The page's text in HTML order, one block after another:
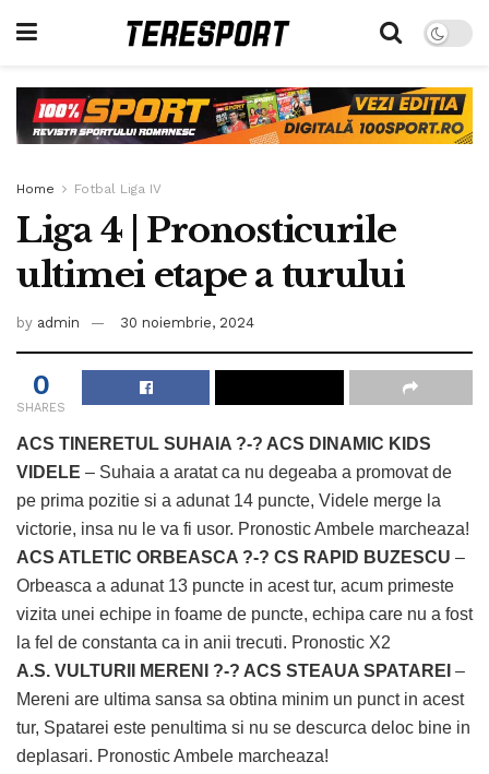
Home Fotbal Liga IV
Liga 4 | Pronosticurile
ultimei etape a turului
by admin 30 noiembrie, 2024
0
SHARES
ACS TINERETUL SUHAIA ?-? ACS DINAMIC KIDS
VIDELE – Suhaia a aratat ca nu degeaba a promovat de
pe prima pozitie si a adunat 14 puncte, Videle merge la
victorie, insa nu le va fi usor. Pronostic Ambele marcheaza!
ACS ATLETIC ORBEASCA ?-? CS RAPID BUZESCU –
Orbeasca a adunat 13 puncte in acest tur, acum primeste
vizita unei echipe in foame de puncte, echipa care nu a fost
la fel de constanta ca in anii trecuti. Pronostic X2
A.S. VULTURII MERENI ?-? ACS STEAUA SPATAREI –
Mereni are ultima sansa sa obtina minim un punct in acest
tur, Spatarei este penultima si nu se descurca deloc bine in
deplasari. Pronostic Ambele marcheaza!